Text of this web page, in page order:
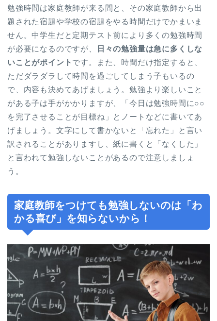
勉強時間は家庭教師が来る間と、その家庭教師から出
題された宿題や学校の宿題をやる時間だけでかまいま
せん。中学生だと定期テスト前により多くの勉強時間
が必要になるのですが、
日々の勉強量は急に多くしな
いことがポイント です。また、時間だけ指定すると、
ただダラダラして時間を過ごしてしまう子もいるの
で、内容も決めてあげましょう。勉強より楽しいこと
がある子は手がかかりますが、「今日は勉強時間に○○
を完了させることが目標ね」とノートなどに書いてあ
げましょう。文字にして書かないと「忘れた」と言い
訳されることがありますし、紙に書くと「なくした」
と言われて勉強しないことがあるので注意しましょ
う。
家庭教師をつけても勉強しないのは「わ
かる喜び」を知らないから！